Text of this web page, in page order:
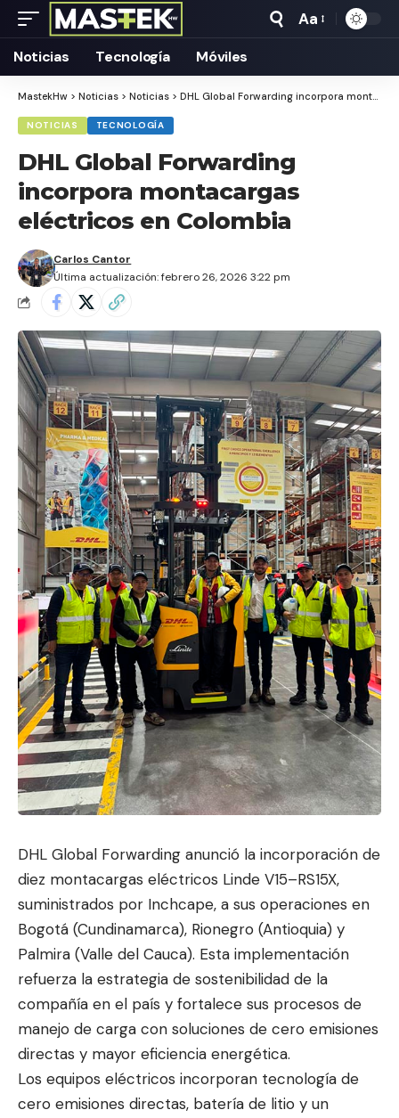
Tamaño
Aa
Noticias Tecnología Móviles
MastekHw > Noticias > Noticias > DHL Global Forwarding incorpora montacargas eléctricos en Colombia
NOTICIAS TECNOLOGÍA
DHL Global Forwarding
incorpora montacargas
eléctricos en Colombia
Última actualización: febrero 26, 2026 3:22 pm
Carlos Cantor
DHL Global Forwarding anunció la incorporación de
diez montacargas eléctricos Linde V15–RS15X,
suministrados por Inchcape, a sus operaciones en
Bogotá (Cundinamarca), Rionegro (Antioquia) y
Palmira (Valle del Cauca). Esta implementación
refuerza la estrategia de sostenibilidad de la
compañía en el país y fortalece sus procesos de
manejo de carga con soluciones de cero emisiones
directas y mayor eficiencia energética.
Los equipos eléctricos incorporan tecnología de
cero emisiones directas, batería de litio y un